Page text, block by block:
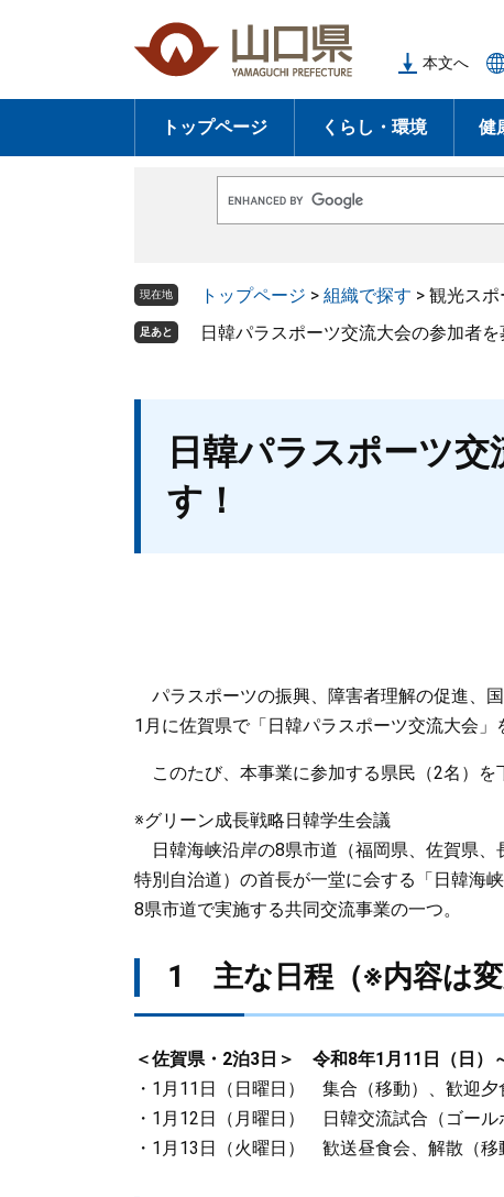
の
頭
ー
飛
本文へ
トップページ くらし・環境 健
o
e
ス
現在地 トップページ > 組織で探す > 観光スポ
足あと 日韓パラスポーツ交流大会の参加者を
日韓パラスポーツ
す！
パラスポーツの振興、障害者理解の促進、
1月に佐賀県で「日韓パラスポーツ交流大会」
このたび、本事業に参加する県民（2名）を
※グリーン成長戦略日韓学生会議
日韓海峡沿岸の8県市道（福岡県、佐賀県、
特別自治道）の首長が一堂に会する「日韓海
8県市道で実施する共同交流事業の一つ。
1 主な日程（※内容は変
＜佐賀県・2泊3日＞ 令和8年1月11日（日）
・1月11日（日曜日） 集合（移動）、歓迎
・1月12日（月曜日） 日韓交流試合（ゴー
・1月13日（火曜日） 歓送昼食会、解散（移